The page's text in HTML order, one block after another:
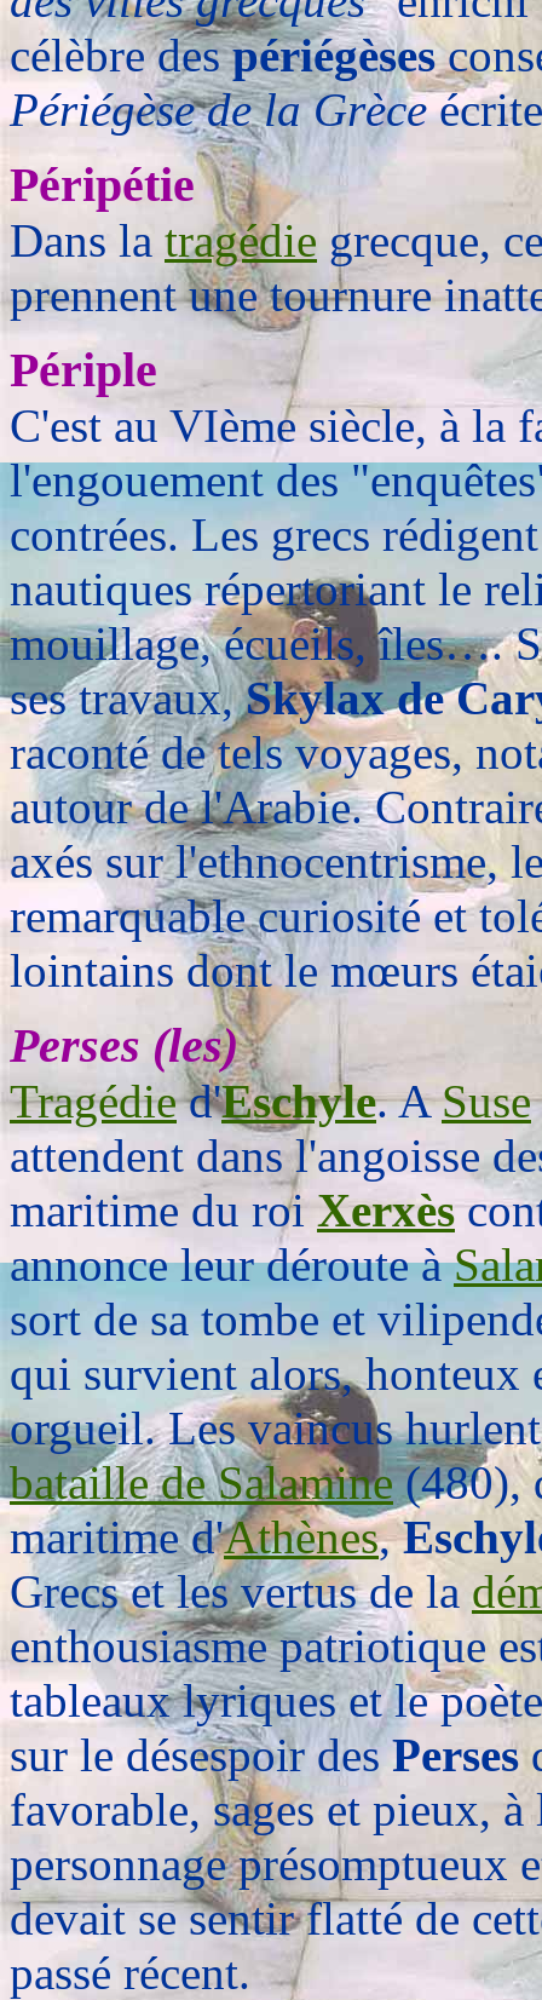
célèbre despériégèses
Périégèse de la Grèce
Péripétie
Dans la tragédie grecque,
prennent une tournure
Périple
C'est au VIème siècle, à la
l'engouement des
contrées. Les grecs
nautiques répertoriant le
mouillage, écueils, îles….
ses travaux,Skylax de
raconté de tels voyages,
autour de l'Arabie.
axés sur l'ethnocentrisme,
remarquable curiosité et
lointains dont le mœurs
Perses (les)
Tragédied'Eschyle. ASuse
attendent dans l'angoisse
maritime du roiXerxès
annonce leur déroute à
sort de sa tombe et
qui survient alors, honteux
orgueil. Les vaincus
bataille de Salamine(480),
maritime d'Athènes,
Grecs et les vertus de la
enthousiasme patriotique
tableaux lyriques et le
sur le désespoir desPerses
favorable, sages et pieux,
personnage présomptueux
devait se sentir flatté de
passé récent.